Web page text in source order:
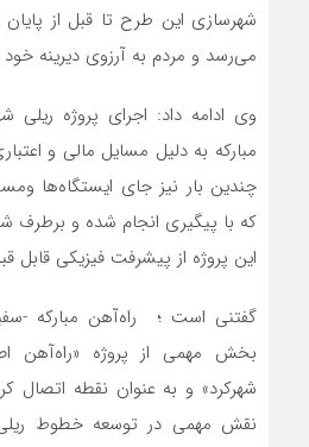
شهرسازی این طرح تا قبل از
می‌رسد و مردم به آرزوی دیرینه
وی ادامه داد: اجرای پروژه
مبارکه به دلیل مسایل مالی و
چندین بار نیز جای ایستگاه‌ها
که با پیگیری انجام شده و برطرف
این پروژه از پیشرفت فیزیکی قابل
گفتنی است ؛ راه‌آهن مبارکه -
بخش مهمی از پروژه «راه‌آهن
شهرکرد» و به عنوان نقطه اتصال
نقش مهمی در توسعه خطوط